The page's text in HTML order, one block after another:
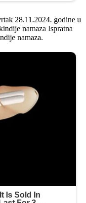
28.11.2024. godine u
namaza Ispratna
namaza.